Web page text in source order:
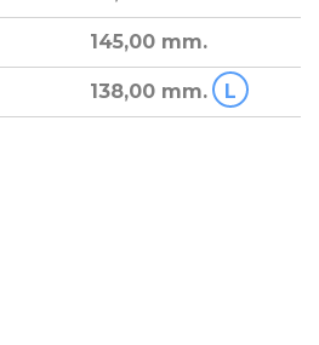
145,00 mm.
138,00 mm. L